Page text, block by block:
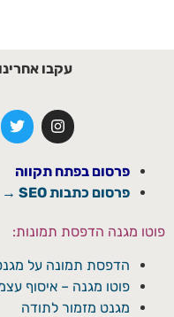
עקבו
פרסום בפתח תקווה
פרסום כתבות SEO →
פוטו מגנה הדפסת תמונות:
הדפסת תמונה על
פוטו מגנה – איסוף
מגנט מזמור לתודה